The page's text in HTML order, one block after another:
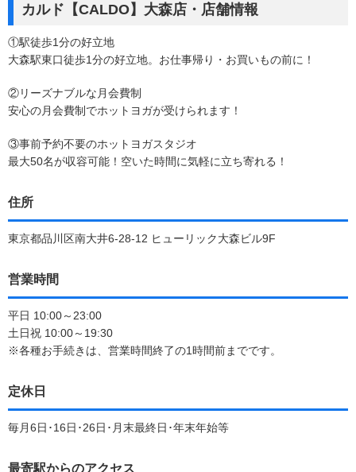
カルド【CALDO】大森店・店舗情報
①駅徒歩1分の好立地
大森駅東口徒歩1分の好立地。お仕事帰り・お買いもの前に！
②リーズナブルな月会費制
安心の月会費制でホットヨガが受けられます！
③事前予約不要のホットヨガスタジオ
最大50名が収容可能！空いた時間に気軽に立ち寄れる！
住所
東京都品川区南大井6-28-12 ヒューリック大森ビル9F
営業時間
平日 10:00～23:00
土日祝 10:00～19:30
※各種お手続きは、営業時間終了の1時間前までです。
定休日
毎月6日･16日･26日･月末最終日･年末年始等
最寄駅からのアクセス